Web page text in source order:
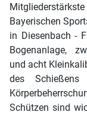
Bayerischen
in Diesenbach -
Bogenanlage,
und acht
des Schießens
Schützen sind